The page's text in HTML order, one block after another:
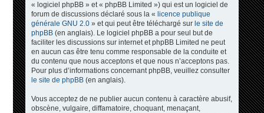
« logiciel phpBB » et « phpBB Limited ») qui est un logiciel de
forum de discussions déclaré sous la « licence publique
générale GNU 2.0» et qui peut être téléchargé sur le site de
phpBB(en anglais). Le logiciel phpBB a pour seul but de
faciliter les discussions sur internet et phpBB Limited ne peut
en aucun cas être tenu comme responsable de la conduite et
du contenu que nous acceptons et que nous n’acceptons pas.
Pour plus d’informations concernant phpBB, veuillez consulter
le site de phpBB(en anglais).
Vous acceptez de ne publier aucun contenu à caractère abusif,
obscène, vulgaire, diffamatoire, choquant, menaçant,